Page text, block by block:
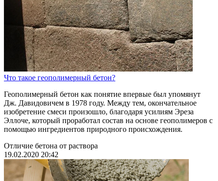
Что такое геополимерный бетон?
Геополимерный бетон как понятие впервые был упомянут
Дж. Давидовичем в 1978 году. Между тем, окончательное
изобретение смеси произошло, благодаря усилиям Эреза
Эллоче, который проработал состав на основе геополимеров с
помощью ингредиентов природного происхождения.
Отличие бетона от раствора
19.02.2020 20:42